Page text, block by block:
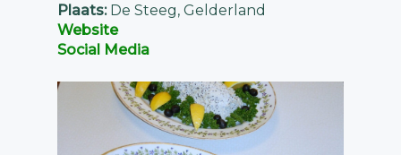
Plaats:De Steeg, Gelderland
Website
Social Media